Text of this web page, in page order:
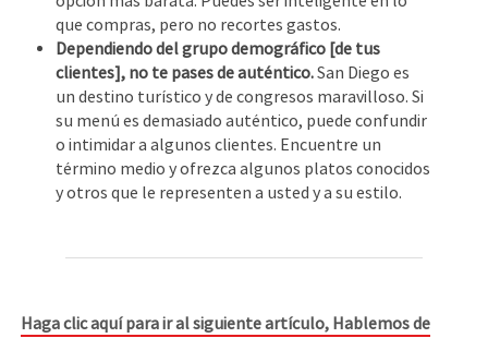
que compras, pero no recortes gastos.
Dependiendo del grupo demográfico [de tus
clientes], no te pases de auténtico.San Diego es
un destino turístico y de congresos maravilloso. Si
su menú es demasiado auténtico, puede confundir
o intimidar a algunos clientes. Encuentre un
término medio y ofrezca algunos platos conocidos
y otros que le representen a usted y a su estilo.
Haga clic aquí para ir al siguiente artículo, Hablemos de